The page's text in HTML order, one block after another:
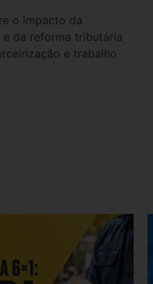
o impacto da
da reforma tributária
e trabalho